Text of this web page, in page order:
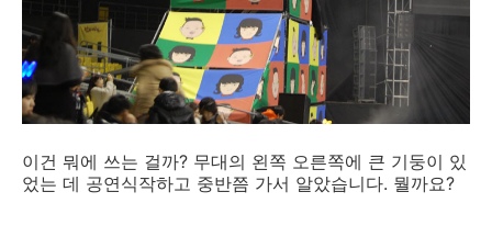
이건 뭐에 쓰는 걸까? 무대의 왼쪽 오른쪽에 큰 기둥이 있
었는 데 공연식작하고 중반쯤 가서 알았습니다. 뭘까요?